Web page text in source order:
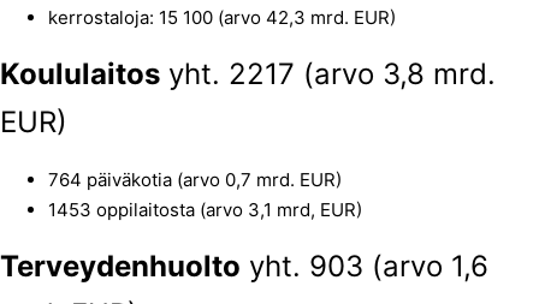
kerrostaloja: 15 100 (arvo 42,3 mrd. EUR)
Koululaitos yht. 2217 (arvo 3,8 mrd.
EUR)
764 päiväkotia (arvo 0,7 mrd. EUR)
1453 oppilaitosta (arvo 3,1 mrd, EUR)
Terveydenhuolto yht. 903 (arvo 1,6